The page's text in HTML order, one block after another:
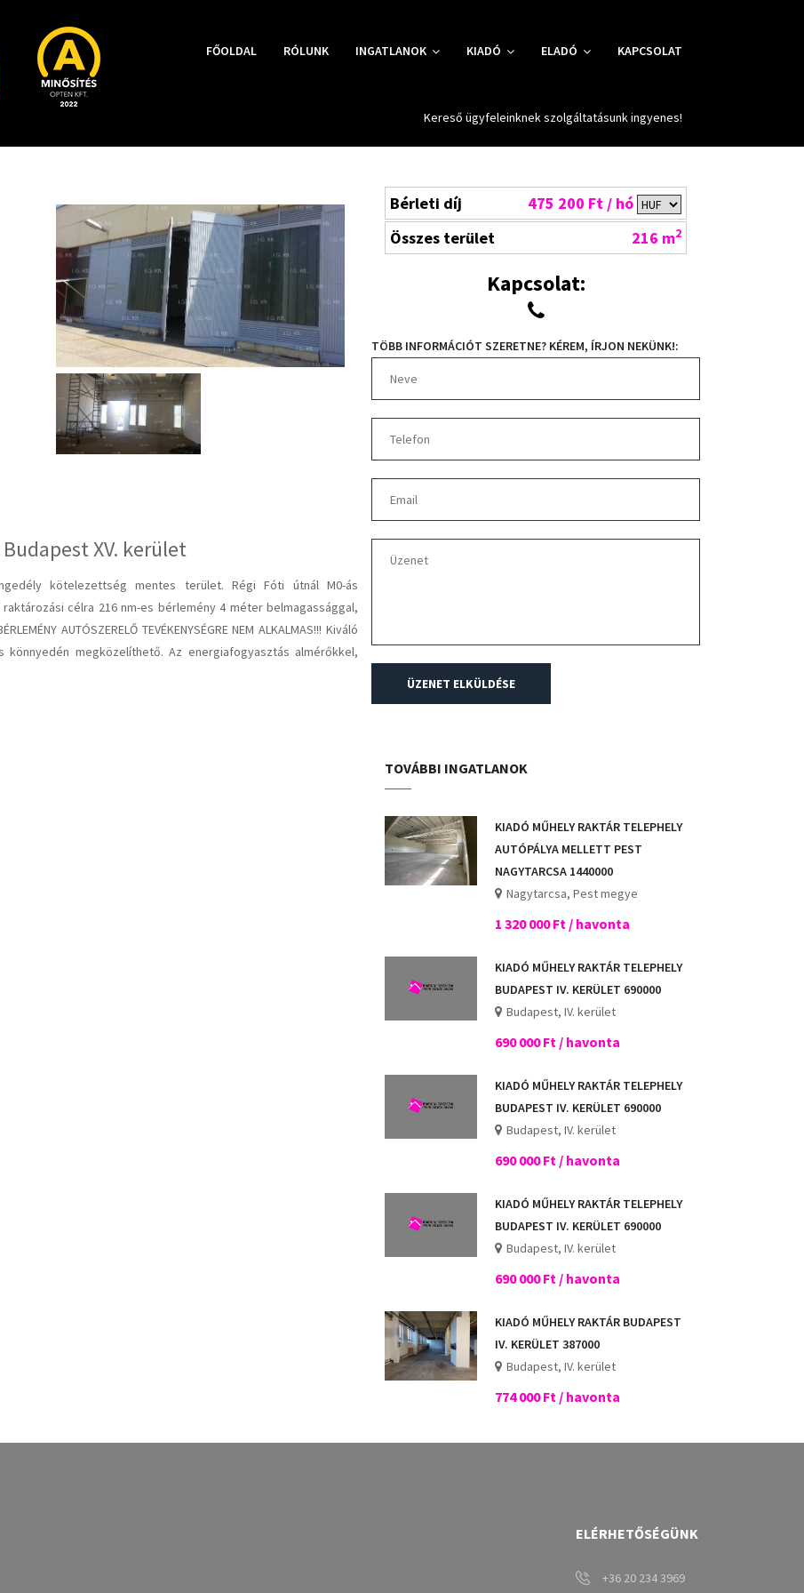
FŐOLDAL RÓLUNK INGATLANOK KIADÓ ELADÓ KAPCSOLAT
Kereső ügyfeleinknek szolgáltatásunk ingyenes!
Bérleti díj
475 200 Ft / hó
Összes terület
216 m2
XV. kerület
kötelezettség mentes terület. Régi Fóti útnál M0-ás
célra 216 nm-es bérlemény 4 méter belmagassággal,
AUTÓSZERELŐ TEVÉKENYSÉGRE NEM ALKALMAS!!! Kiváló
megközelíthető. Az energiafogyasztás almérőkkel,
kérhető! Bérleti díjon felül 1250 Ft/nm/hó közös költség
Kapcsolat:
TÖBB INFORMÁCIÓT SZERETNE? KÉREM, ÍRJON NEKÜNK!:
ÜZENET ELKÜLDÉSE
TOVÁBBI INGATLANOK
KIADÓ MŰHELY RAKTÁR TELEPHELY
AUTÓPÁLYA MELLETT PEST
NAGYTARCSA 1440000
Nagytarcsa, Pest megye
1 320 000 Ft / havonta
KIADÓ MŰHELY RAKTÁR TELEPHELY
BUDAPEST IV. KERÜLET 690000
Budapest, IV. kerület
690 000 Ft / havonta
KIADÓ MŰHELY RAKTÁR TELEPHELY
BUDAPEST IV. KERÜLET 690000
Budapest, IV. kerület
690 000 Ft / havonta
KIADÓ MŰHELY RAKTÁR TELEPHELY
BUDAPEST IV. KERÜLET 690000
Budapest, IV. kerület
690 000 Ft / havonta
KIADÓ MŰHELY RAKTÁR BUDAPEST
IV. KERÜLET 387000
Budapest, IV. kerület
774 000 Ft / havonta
ELÉRHETŐSÉGÜNK
+36 20 234 3969